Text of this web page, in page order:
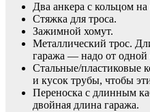
Два анкера с кольцом на
Стяжка для троса.
Зажимной хомут.
Металлический трос.
гаража — надо от одной
Стальные/пластиковые
и кусок трубы, чтобы
Переноска с длинным
двойная длина гаража.